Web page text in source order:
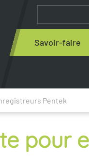
Savoir-faire
Pentek
pour